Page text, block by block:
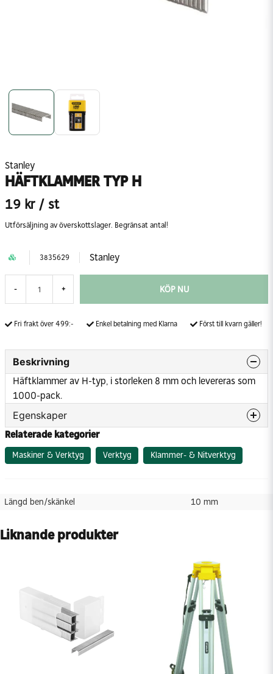
Stanley
HÄFTKLAMMER TYP H
19 kr / st
Utförsäljning av överskottslager. Begränsat antal!
3835629 Stanley
- + KÖP NU
Fri frakt över 499:- Enkel betalning med Klarna Först till kvarn gäller!
Beskrivning
Häftklammer av H-typ, i storleken 8 mm och levereras som
1000-pack.
Egenskaper
Längd ben/skänkel
Relaterade kategorier
Maskiner & Verktyg Verktyg Klammer- & Nitverktyg
Längd ben/skänkel 10 mm
Liknande produkter